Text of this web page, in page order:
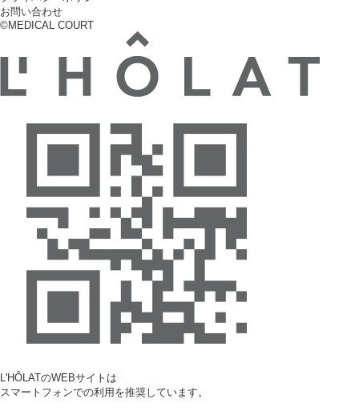
お問い合わせ
©MEDICAL COURT
L'HÔLATのWEBサイトは
スマートフォンでの利用を推奨しています。